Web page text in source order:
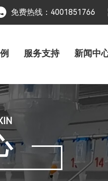
免费热线：4001851766
服务支持 新闻中